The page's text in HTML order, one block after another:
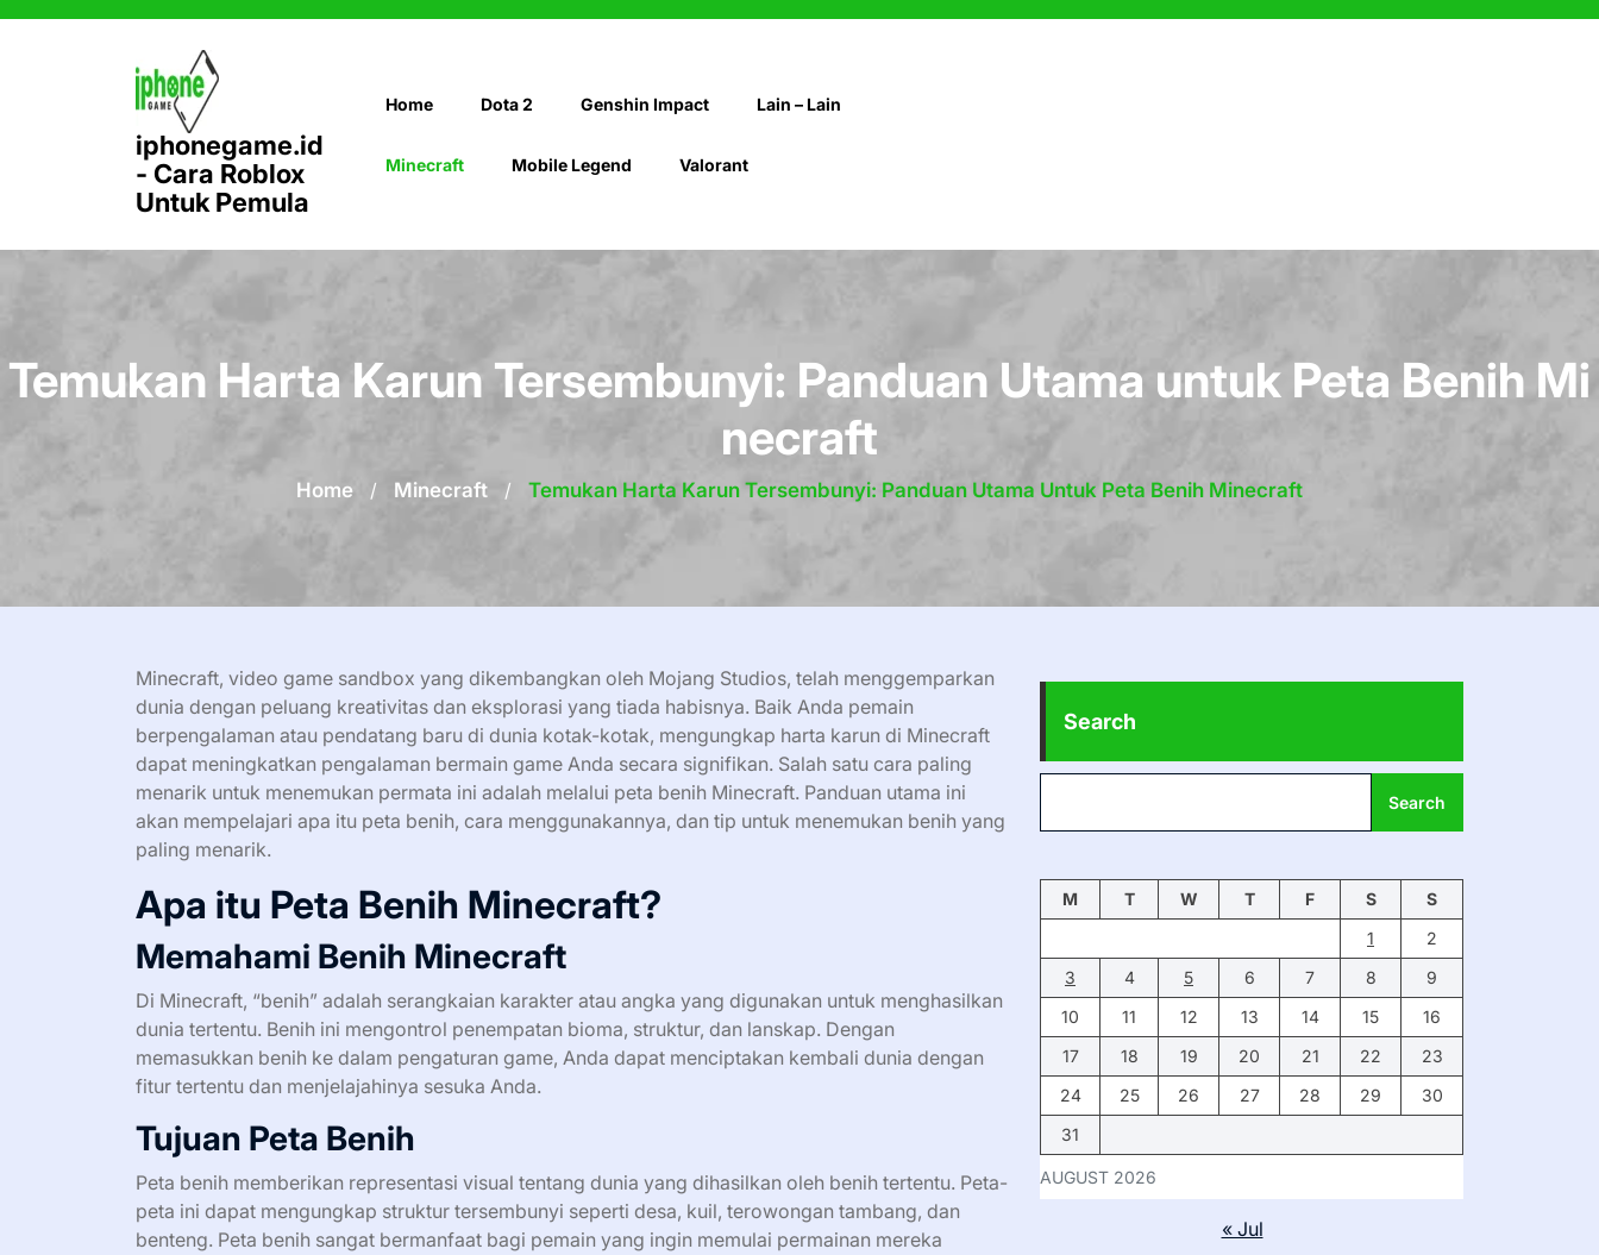
Skip
iphonegame.id
- Cara Roblox
Untuk Pemula
Home Dota 2 Genshin Impact Lain – Lain
Minecraft Mobile Legend Valorant
Temukan Harta Karun Tersembunyi: Panduan Utama untuk Peta Benih Mi
necraft
Home / Minecraft / Temukan Harta Karun Tersembunyi: Panduan Utama Untuk Peta Benih Minecraft
Minecraft, video game sandbox yang dikembangkan oleh Mojang Studios, telah menggemparkan
dunia dengan peluang kreativitas dan eksplorasi yang tiada habisnya. Baik Anda pemain
berpengalaman atau pendatang baru di dunia kotak-kotak, mengungkap harta karun di Minecraft
dapat meningkatkan pengalaman bermain game Anda secara signifikan. Salah satu cara paling
menarik untuk menemukan permata ini adalah melalui peta benih Minecraft. Panduan utama ini
akan mempelajari apa itu peta benih, cara menggunakannya, dan tip untuk menemukan benih yang
paling menarik.
Apa itu Peta Benih Minecraft?
Memahami Benih Minecraft
Di Minecraft, “benih” adalah serangkaian karakter atau angka yang digunakan untuk menghasilkan
dunia tertentu. Benih ini mengontrol penempatan bioma, struktur, dan lanskap. Dengan
memasukkan benih ke dalam pengaturan game, Anda dapat menciptakan kembali dunia dengan
fitur tertentu dan menjelajahinya sesuka Anda.
Tujuan Peta Benih
Peta benih memberikan representasi visual tentang dunia yang dihasilkan oleh benih tertentu. Peta-
peta ini dapat mengungkap struktur tersembunyi seperti desa, kuil, terowongan tambang, dan
benteng. Peta benih sangat bermanfaat bagi pemain yang ingin memulai permainan mereka
Search
Search
AUGUST 2026
M T W T F S
S
1
2
3
4 5 6 7 8
9
10
11 12 13 14 15
16
17
18 19 20 21 22
23
24
25 26 27 28 29
30
31
« Jul